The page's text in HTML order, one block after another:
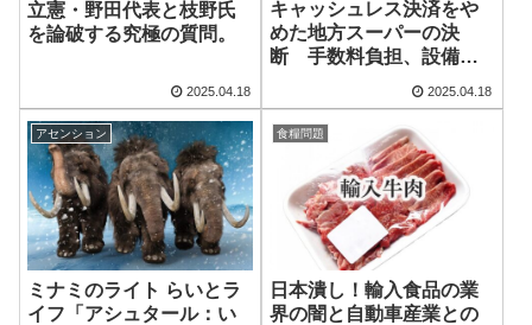
立憲・野田代表と枝野氏
を論破する究極の質問。
2025.04.18
キャッシュレス決済をや
めた地方スーパーの決
断 手数料負担、設備費
るのか
2025.04.18
アセンション
ミナミのライト らいとラ
イフ「アシュタール：い
食糧問題
日本潰し！輸入食品の業
界の闇と自動車産業との